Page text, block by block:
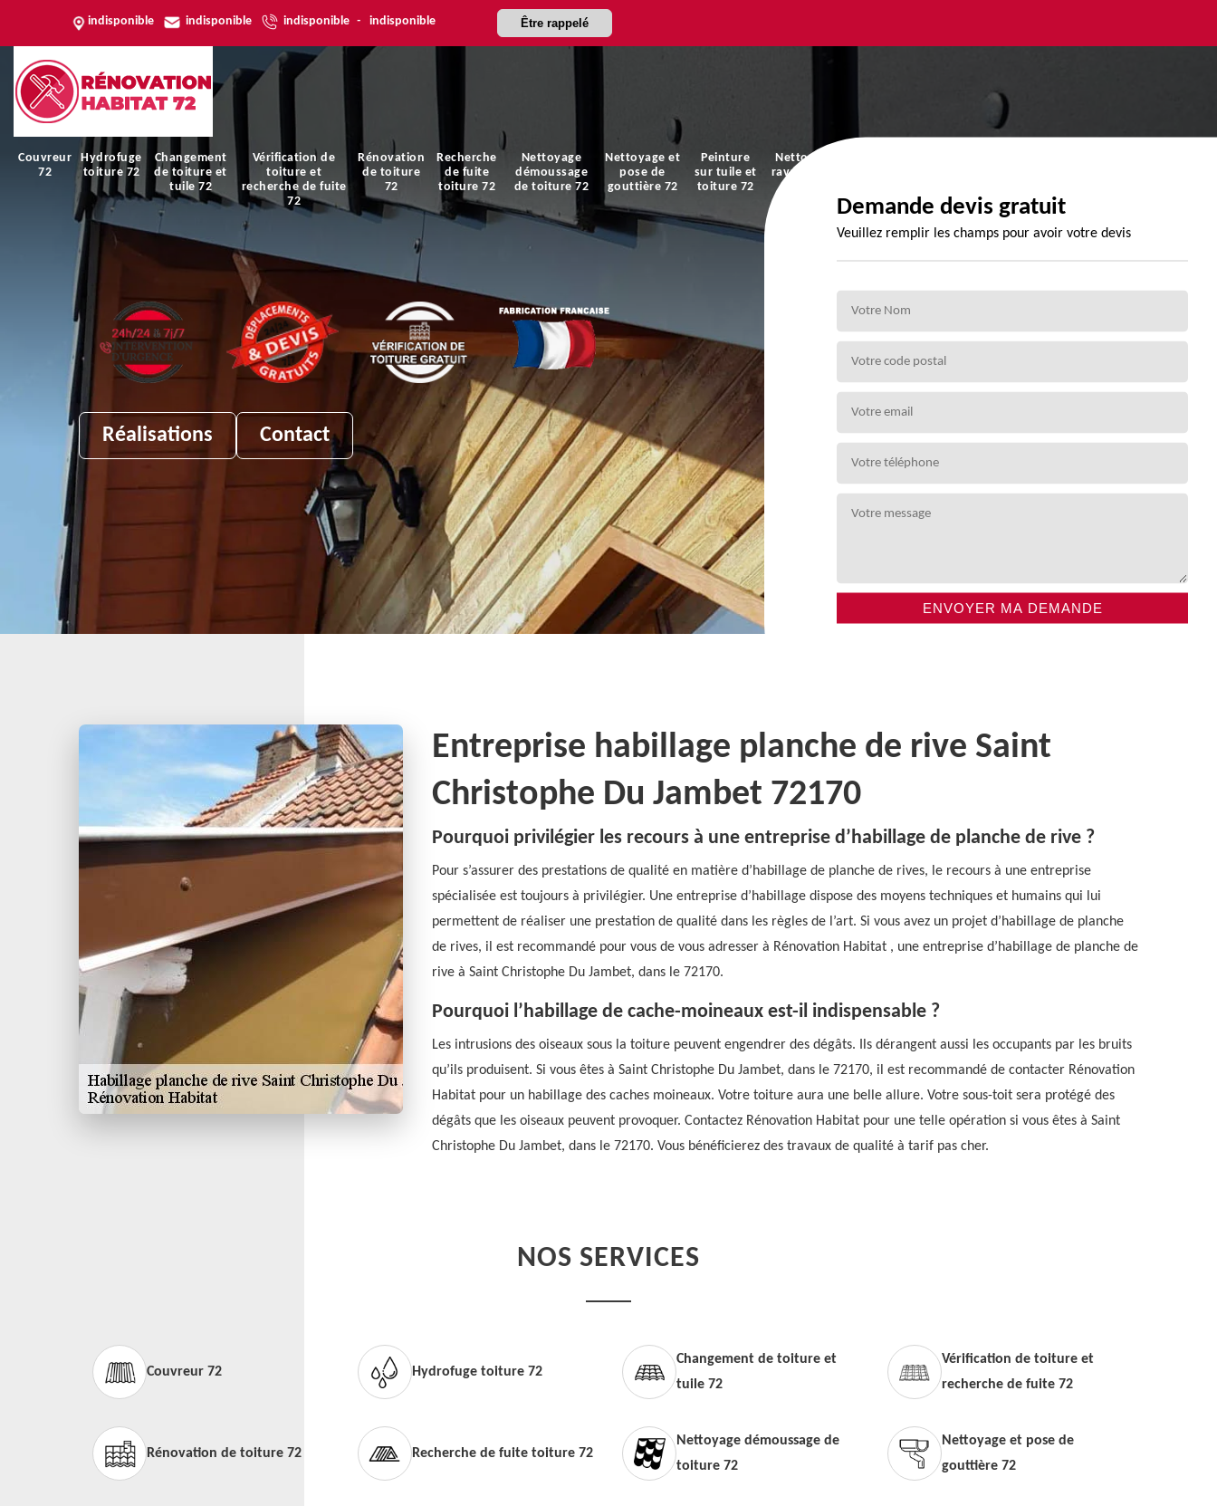
indisponible indisponible indisponible - indisponible Être rappelé
Couvreur
72
Hydrofuge
toiture 72
Changement
de toiture et
tuile 72
Vérification de
toiture et
recherche de fuite
72
Rénovation
de toiture
72
Recherche
de fuite
toiture 72
Nettoyage
démoussage
de toiture 72
Nettoyage et
pose de
gouttière 72
Peinture
sur tuile et
toiture 72
Nettoyage et
ravalement de
Réalisations Contact
Demande devis gratuit
Veuillez remplir les champs pour avoir votre devis
Entreprise habillage planche de rive Saint
Christophe Du Jambet 72170
Pourquoi privilégier les recours à une entreprise d’habillage de planche de rive ?
Pour s’assurer des prestations de qualité en matière d’habillage de planche de rives, le recours à une entreprise
spécialisée est toujours à privilégier. Une entreprise d’habillage dispose des moyens techniques et humains qui lui
permettent de réaliser une prestation de qualité dans les règles de l’art. Si vous avez un projet d’habillage de planche
de rives, il est recommandé pour vous de vous adresser à Rénovation Habitat , une entreprise d’habillage de planche de
rive à Saint Christophe Du Jambet, dans le 72170.
Pourquoi l’habillage de cache-moineaux est-il indispensable ?
Les intrusions des oiseaux sous la toiture peuvent engendrer des dégâts. Ils dérangent aussi les occupants par les bruits
qu’ils produisent. Si vous êtes à Saint Christophe Du Jambet, dans le 72170, il est recommandé de contacter Rénovation
Habitat pour un habillage des caches moineaux. Votre toiture aura une belle allure. Votre sous-toit sera protégé des
dégâts que les oiseaux peuvent provoquer. Contactez Rénovation Habitat pour une telle opération si vous êtes à Saint
Christophe Du Jambet, dans le 72170. Vous bénéficierez des travaux de qualité à tarif pas cher.
NOS SERVICES
Couvreur 72 Hydrofuge toiture 72
Changement de toiture et
tuile 72
Vérification de toiture et
recherche de fuite 72
Rénovation de toiture 72 Recherche de fuite toiture 72
Nettoyage démoussage de
toiture 72
Nettoyage et pose de
gouttière 72